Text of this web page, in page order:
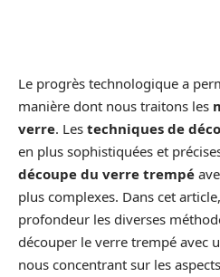
Le progrès technologique a
manière dont nous traitons les
verre. Les techniques de
en plus sophistiquées et
découpe du verre trempé
plus complexes. Dans cet
profondeur les diverses
découper le verre trempé avec
nous concentrant sur les